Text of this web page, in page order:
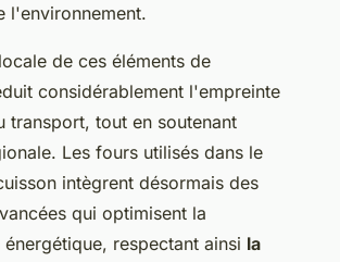
l'environnement.
de ces éléments de
considérablement l'empreinte
transport, tout en soutenant
Les fours utilisés dans le
intègrent désormais des
qui optimisent la
respectant ainsi la